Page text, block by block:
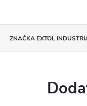
ZNAČKAEXTOL